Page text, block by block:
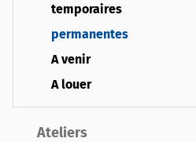
temporaires
permanentes
A venir
A louer
Ateliers